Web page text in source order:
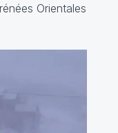
Orientales